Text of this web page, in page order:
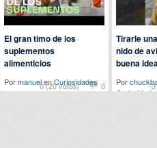
0 (20 votos) 0
El gran timo de los
suplementos
alimenticios
PormanuelenCuriosidades -
Tirarle
nido de
buena
Por